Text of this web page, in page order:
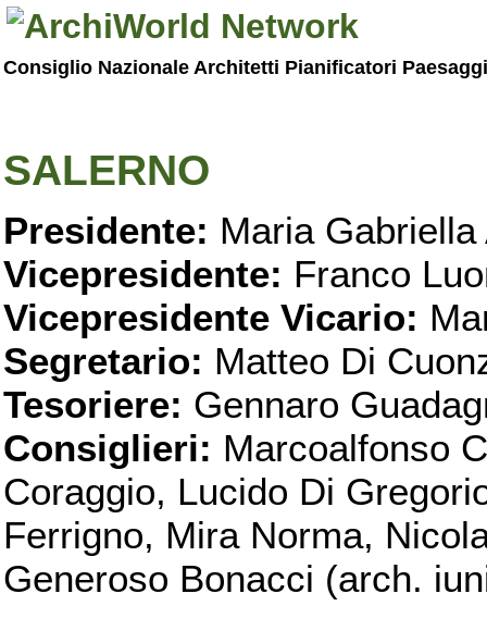
Consiglio Nazionale Architetti Pianificatori
SALERNO
Presidente: Maria Gabriella
Vicepresidente: Franco
Vicepresidente Vicario:
Segretario: Matteo Di
Tesoriere: Gennaro
Consiglieri: Marcoalfonso
Coraggio, Lucido Di
Ferrigno, Mira Norma,
Generoso Bonacci (arch.